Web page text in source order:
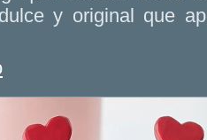
y original que